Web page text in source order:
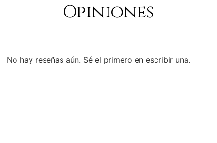
Opiniones
No hay reseñas aún. Sé el primero en escribir una.